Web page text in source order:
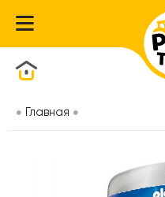
Главная
Каталог товаров